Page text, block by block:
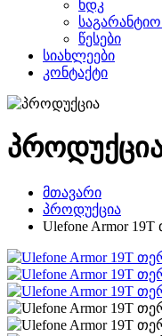
ხდკ
წესები
სიახლეები
კონტაქტი
მთავარი
პროდუქცია
Ulefone Armor